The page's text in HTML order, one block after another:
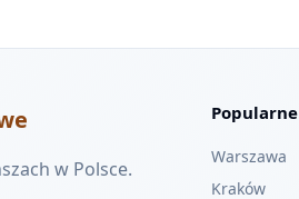
w Polsce.
Popularne
Warszawa
Kraków